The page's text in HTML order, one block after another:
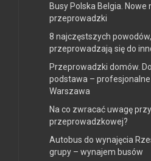
Busy Polska Belgia.
przeprowadzki
8 najczęstszych
przeprowadzają się do
Przeprowadzki domów.
podstawa –
Warszawa
Na co zwracać uwagę
przeprowadzkowej?
Autobus do wynajęcia
grupy – wynajem busów